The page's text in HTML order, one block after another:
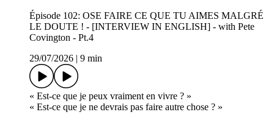
Épisode 102: OSE FAIRE CE QUE TU AIMES MALGRÉ
LE DOUTE ! - [INTERVIEW IN ENGLISH] - with Pete
Covington - Pt.4
29/07/2026
9 min
« Est-ce que je peux vraiment en vivre ? »
« Est-ce que je ne devrais pas faire autre chose ? »